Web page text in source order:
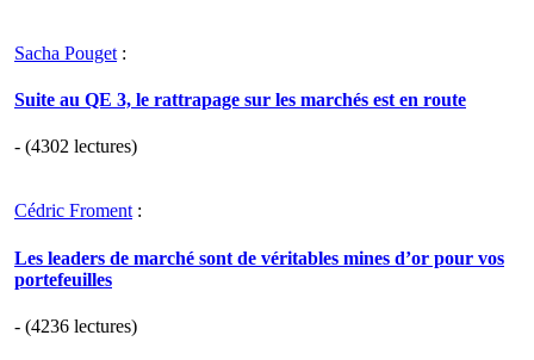
Sacha Pouget :
Suite au QE 3, le rattrapage sur les marchés est en route
- (4302 lectures)
Cédric Froment:
Les leaders de marché sont de véritables mines d’or pour vos
portefeuilles
- (4236 lectures)